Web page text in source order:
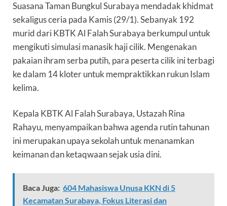
Suasana Taman Bungkul Surabaya mendadak khidmat
sekaligus ceria pada Kamis (29/1). Sebanyak 192
murid dari KBTK Al Falah Surabaya berkumpul untuk
mengikuti simulasi manasik haji cilik. Mengenakan
pakaian ihram serba putih, para peserta cilik ini terbagi
ke dalam 14 kloter untuk mempraktikkan rukun Islam
kelima.
Kepala KBTK Al Falah Surabaya, Ustazah Rina
Rahayu, menyampaikan bahwa agenda rutin tahunan
ini merupakan upaya sekolah untuk menanamkan
keimanan dan ketaqwaan sejak usia dini.
Baca Juga: 604 Mahasiswa Unusa KKN di 5
Kecamatan Surabaya, Fokus Literasi dan